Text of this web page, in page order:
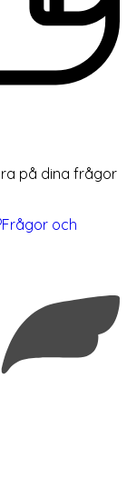
på dina frågor
Frågor och